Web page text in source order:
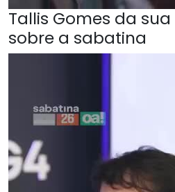
Tallis Gomes da
sobre a sabatina